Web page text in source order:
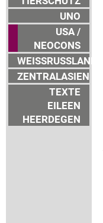
UNO
USA /
NEOCONS
WEISSRUSSLAND
ZENTRALASIEN
TEXTE
EILEEN
HEERDEGEN